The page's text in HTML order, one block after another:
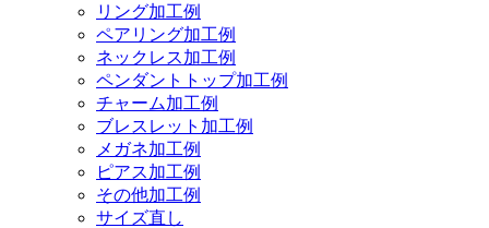
リング加工例
ペアリング加工例
ネックレス加工例
ペンダントトップ加工例
チャーム加工例
ブレスレット加工例
メガネ加工例
ピアス加工例
その他加工例
サイズ直し